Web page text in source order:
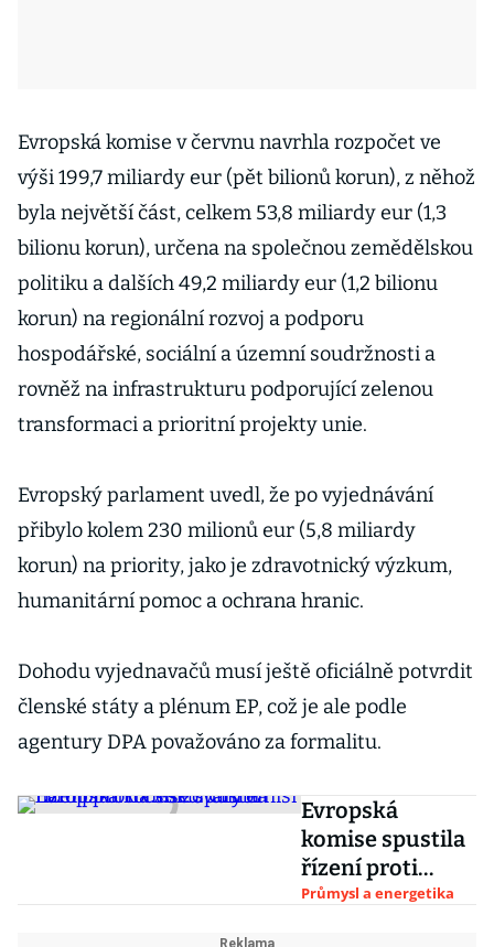
Evropská komise v červnu navrhla rozpočet ve
výši 199,7 miliardy eur (pět bilionů korun), z něhož
byla největší část, celkem 53,8 miliardy eur (1,3
bilionu korun), určena na společnou zemědělskou
politiku a dalších 49,2 miliardy eur (1,2 bilionu
korun) na regionální rozvoj a podporu
hospodářské, sociální a územní soudržnosti a
rovněž na infrastrukturu podporující zelenou
transformaci a prioritní projekty unie.
Evropský parlament uvedl, že po vyjednávání
přibylo kolem 230 milionů eur (5,8 miliardy
korun) na priority, jako je zdravotnický výzkum,
humanitární pomoc a ochrana hranic.
Dohodu vyjednavačů musí ještě oficiálně potvrdit
členské státy a plénum EP, což je ale podle
agentury DPA považováno za formalitu.
Evropská
komise spustila
řízení proti
Česku. Chybí
Průmysl a energetika